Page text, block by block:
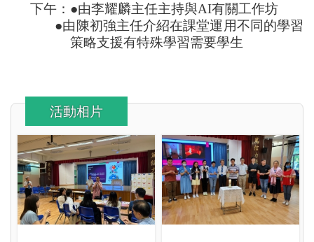
下午： ●由李耀麟主任主持與AI有關工作坊
●由陳初強主任介紹在課堂運用不同的學習
策略支援有特殊學習需要學生
活動相片